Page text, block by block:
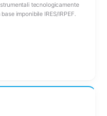
tecnologicamente
imponibile IRES/IRPEF.